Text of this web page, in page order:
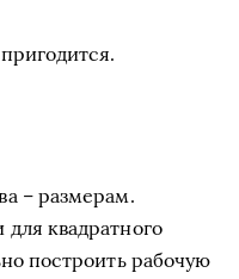
– размерам.
квадратного
построить рабочую